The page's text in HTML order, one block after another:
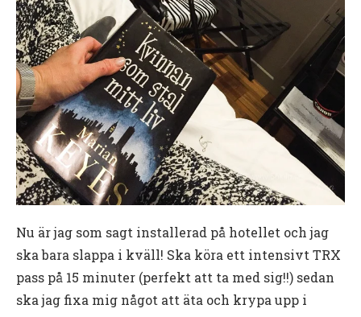
Nu är jag som sagt installerad på hotellet och jag
ska bara slappa i kväll! Ska köra ett intensivt TRX
pass på 15 minuter (perfekt att ta med sig!!) sedan
ska jag fixa mig något att äta och krypa upp i